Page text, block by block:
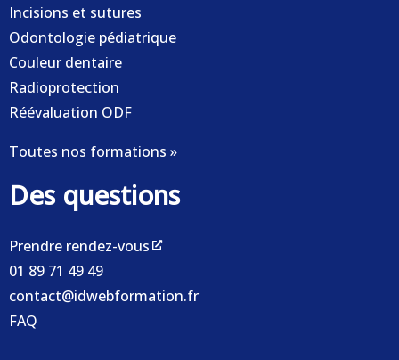
Incisions et sutures
Odontologie pédiatrique
Couleur dentaire
Radioprotection
Réévaluation ODF
Toutes nos formations »
Des questions
Prendre rendez-vous
01 89 71 49 49
contact@idwebformation.fr
FAQ